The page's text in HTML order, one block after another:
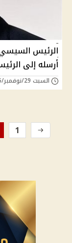
الرئيس
أرسله إلى
السبت 29/نوفمبر/2025 - 11:17 م
1